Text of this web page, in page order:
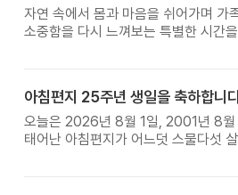
자연 속에서 몸과 마음을 쉬어가며 가
소중함을 다시 느껴보는 특별한 시간
아침편지 25주년 생일을 축하합니
오늘은 2026년 8월 1일, 2001년 8월
태어난 아침편지가 어느덧 스물다섯